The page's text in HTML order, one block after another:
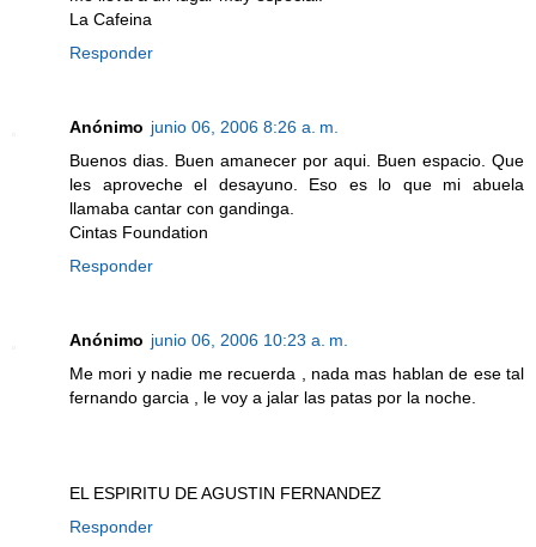
La Cafeina
Responder
Anónimo junio 06, 2006 8:26 a. m.
Buenos dias. Buen amanecer por aqui. Buen espacio. Que
les aproveche el desayuno. Eso es lo que mi abuela
llamaba cantar con gandinga.
Cintas Foundation
Responder
Anónimo junio 06, 2006 10:23 a. m.
Me mori y nadie me recuerda , nada mas hablan de ese tal
fernando garcia , le voy a jalar las patas por la noche.
EL ESPIRITU DE AGUSTIN FERNANDEZ
Responder